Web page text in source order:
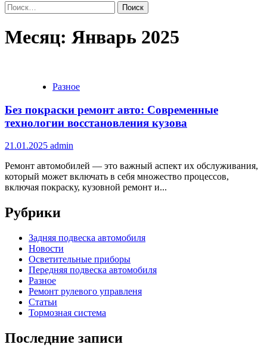
Найти:
Месяц: Январь 2025
Разное
Без покраски ремонт авто: Современные
технологии восстановления кузова
21.01.2025 admin
Ремонт автомобилей — это важный аспект их обслуживания,
который может включать в себя множество процессов,
включая покраску, кузовной ремонт и...
Рубрики
Задняя подвеска автомобиля
Новости
Осветительные приборы
Передняя подвеска автомобиля
Разное
Ремонт рулевого управленя
Статьи
Тормозная система
Последние записи